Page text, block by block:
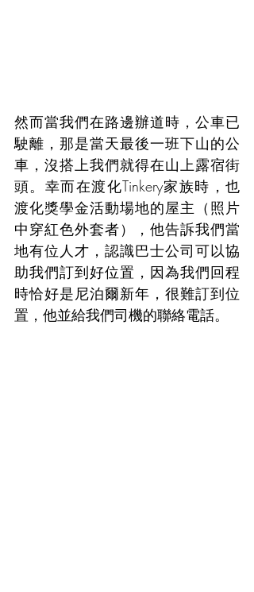
然而當我們在路邊辦道時，公車已
駛離，那是當天最後一班下山的公
車，沒搭上我們就得在山上露宿街
頭。幸而在渡化Tinkery家族時，也
渡化獎學金活動場地的屋主（照片
中穿紅色外套者），他告訴我們當
地有位人才，認識巴士公司可以協
助我們訂到好位置，因為我們回程
時恰好是尼泊爾新年，很難訂到位
置，他並給我們司機的聯絡電話。